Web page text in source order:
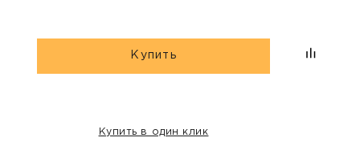
Купить
Купить в один клик